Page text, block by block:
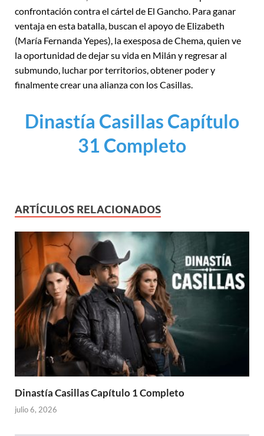
confrontación contra el cártel de El Gancho. Para ganar
ventaja en esta batalla, buscan el apoyo de Elizabeth
(María Fernanda Yepes), la exesposa de Chema, quien ve
la oportunidad de dejar su vida en Milán y regresar al
submundo, luchar por territorios, obtener poder y
finalmente crear una alianza con los Casillas.
Dinastía Casillas Capítulo
31 Completo
ARTÍCULOS RELACIONADOS
Dinastía Casillas Capítulo 1 Completo
julio 6, 2026